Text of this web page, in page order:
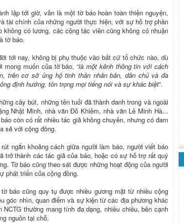
lập tới giờ, vẫn là một tờ báo hoàn toàn thiện nguyện,
tài chính của những người thực hiện, với sự hỗ trợ phần
không có lương, các cộng tác viên cũng không có nhuận
tờ báo.
tới nay, không bị phụ thuộc vào bất cứ tổ chức nào, dù
muốn của tờ báo, “là một kênh thông tin với cách
trên cơ sở ủng hộ tinh thần nhân bản, dân chủ và đa
định hướng, tôn trọng mọi tiếng nói và sự khác biệt”.
cây bút, những tên tuổi đã thành danh trong và ngoài
Nhật Minh, nhà văn Đỗ Khiêm, nhà văn Lê Minh Hà...
còn có rất nhiều tác giả không chuyên, nhưng có đam
sẻ với cộng đồng.
ngắn khoảng cách giữa người làm báo, người viết báo
trở thành các tác giả của báo, hoặc có sự hỗ trợ rất quý
Tờ báo cũng theo sát được những hoạt động của người
phát triển của cộng đồng.
báo cũng quy tụ được nhiều gương mặt từ nhiều cộng
góc nhìn, quan điểm và sự kiện từ các địa phương khác
thường mang tính đa dạng, nhiều chiều, bên cạnh
nguồn tại chỗ.